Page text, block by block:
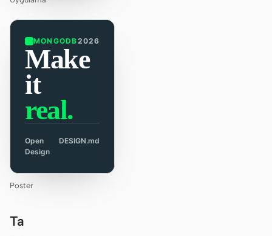
MONGODB2026
Make
it
real.
Open
Design
DESIGN.md
Poster
Ta